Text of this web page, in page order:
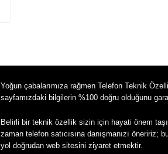
Yoğun çabalarımıza rağmen Telefon Teknik
sayfamızdaki bilgilerin %100 doğru olduğunu
Belirli bir teknik özellik sizin için hayati önem
zaman telefon satıcısına danışmanızı öneririz;
yol doğrudan web sitesini ziyaret etmektir.